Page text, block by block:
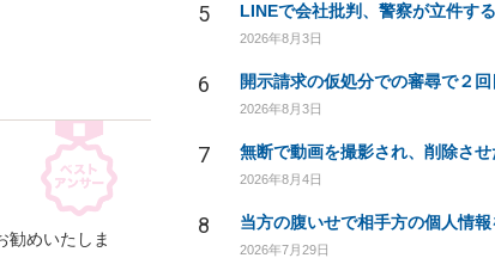
勧めいたしま
5
2026年8月3日
6
2026年8月3日
7
2026年8月4日
8
2026年7月29日